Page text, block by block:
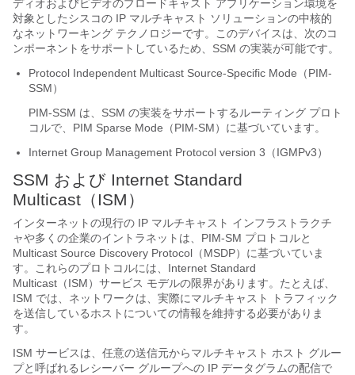
ディオおよびビデオのブロードキャスト アプリケーション環境を
対象としたシスコの IP マルチキャスト ソリューションの中核的
なネットワーキング テクノロジーです。このデバイスは、次のコ
ンポーネントをサポートしているため、SSM の実装が可能です。
Protocol Independent Multicast Source-Specific Mode（PIM-
SSM）
PIM-SSM は、SSM の実装をサポートするルーティング プロト
コルで、PIM Sparse Mode（PIM-SM）に基づいています。
Internet Group Management Protocol version 3（IGMPv3）
SSM および Internet Standard
Multicast（ISM）
インターネットの現行の IP マルチキャスト インフラストラクチ
ャや多くの企業のイントラネットは、PIM-SM プロトコルと
Multicast Source Discovery Protocol（MSDP）に基づいていま
す。これらのプロトコルには、Internet Standard
Multicast（ISM）サービス モデルの限界があります。たとえば、
ISM では、ネットワークは、実際にマルチキャスト トラフィック
を送信しているホストについての情報を維持する必要がありま
す。
ISM サービスは、任意の送信元からマルチキャスト ホスト グルー
プと呼ばれるレシーバー グループへの IP データグラムの配信で